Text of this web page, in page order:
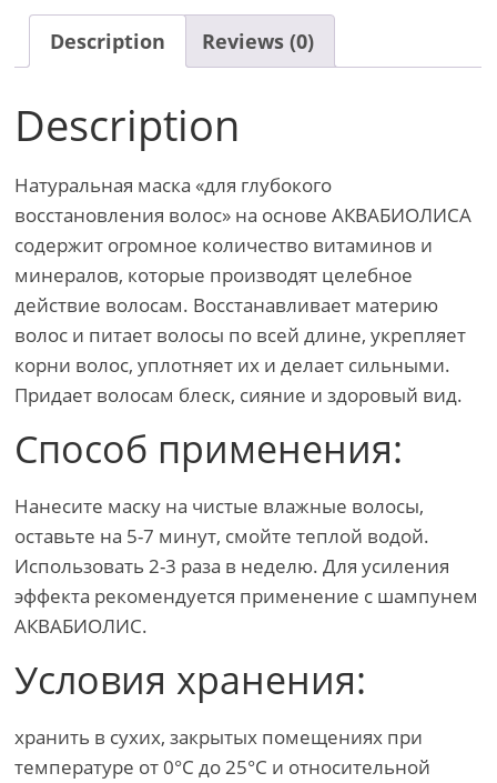
Description Reviews (0)
Description
Натуральная маска «для глубокого
восстановления волос» на основе АКВАБИОЛИСА
содержит огромное количество витаминов и
минералов, которые производят целебное
действие волосам. Восстанавливает материю
волос и питает волосы по всей длине, укрепляет
корни волос, уплотняет их и делает сильными.
Придает волосам блеск, сияние и здоровый вид.
Способ применения:
Нанесите маску на чистые влажные волосы,
оставьте на 5-7 минут, смойте теплой водой.
Использовать 2-3 раза в неделю. Для усиления
эффекта рекомендуется применение с шампунем
АКВАБИОЛИС.
Условия хранения:
хранить в сухих, закрытых помещениях при
температуре от 0°С до 25°С и относительной